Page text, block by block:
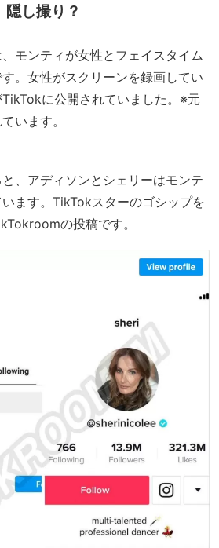
隠し撮り？
モンティが女性とフェイスタイム
。女性がスクリーンを録画してい
に公開されていました。※元
います。
、アディソンとシェリーはモンテ
ます。TikTokスターのゴシップを
の投稿です。